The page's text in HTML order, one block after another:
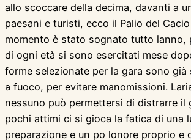
allo scoccare della decima, davanti a
paesani e turisti, ecco il Palio del Cacio
momento è stato sognato tutto lanno,
di ogni età si sono esercitati mese
forme selezionate per la gara sono già
a fuoco, per evitare manomissioni.
nessuno può permettersi di distrarre il
pochi attimi ci si gioca la fatica di una
preparazione e un po lonore proprio e